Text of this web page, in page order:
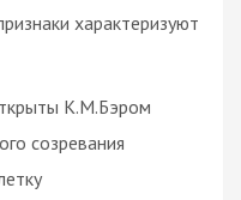
характеризуют
К.М.Бэром
созревания